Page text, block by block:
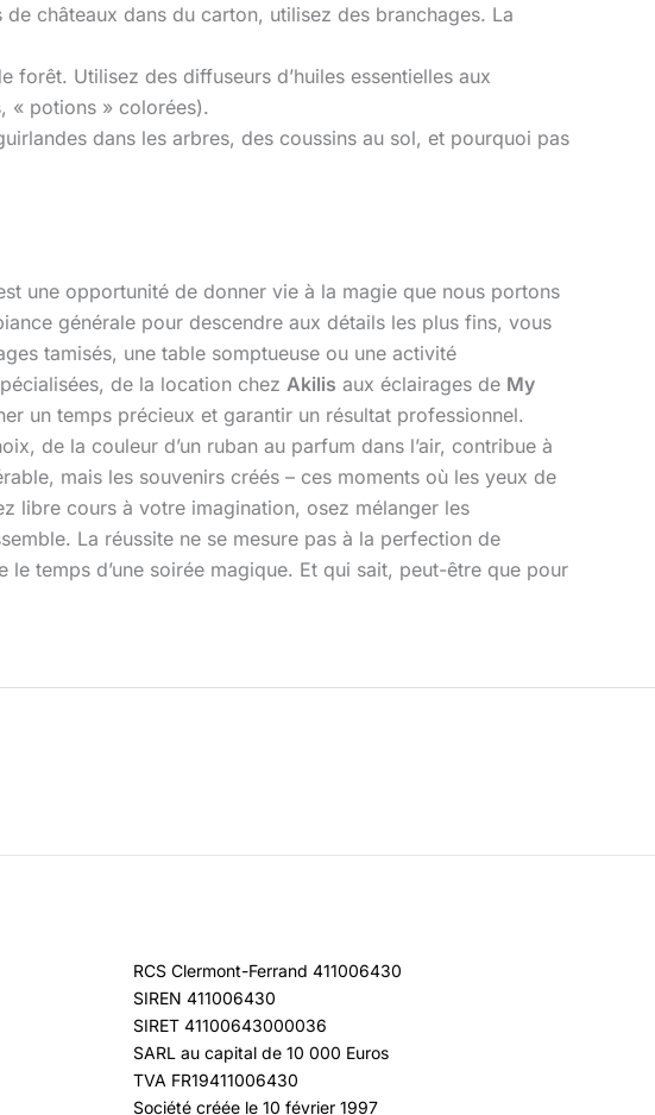
châteaux dans du carton, utilisez des branchages. La
Utilisez des diffuseurs d’huiles essentielles aux
« potions » colorées).
dans les arbres, des coussins au sol, et pourquoi pas
une opportunité de donner vie à la magie que nous portons
générale pour descendre aux détails les plus fins, vous
tamisés, une table somptueuse ou une activité
de la location chez Akilis aux éclairages de My
un temps précieux et garantir un résultat professionnel.
de la couleur d’un ruban au parfum dans l’air, contribue à
mais les souvenirs créés – ces moments où les yeux de
libre cours à votre imagination, osez mélanger les
La réussite ne se mesure pas à la perfection de
temps d’une soirée magique. Et qui sait, peut-être que pour
RCS Clermont-Ferrand 411006430
SIREN 411006430
SIRET 41100643000036
SARL au capital de 10 000 Euros
TVA FR19411006430
Société créée le 10 février 1997